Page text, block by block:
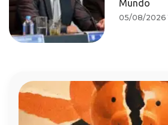
Mundo
05/08/2026